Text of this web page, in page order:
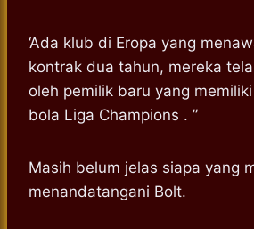
‘Ada klub di Eropa yang
kontrak dua tahun, mereka
oleh pemilik baru yang
bola Liga Champions . ”
Masih belum jelas siapa yang
menandatangani Bolt.